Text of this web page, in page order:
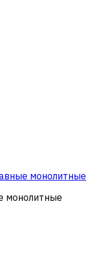
монолитные
монолитные